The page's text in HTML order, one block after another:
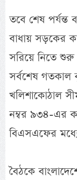
তবে শেষ পর্যন্ত
বাধায় সড়কের
সরিয়ে নিতে
সর্বশেষ গতকাল
খলিশাকোঠাল
নম্বর ৯৩৪-এর
বিএসএফের
বৈঠকে